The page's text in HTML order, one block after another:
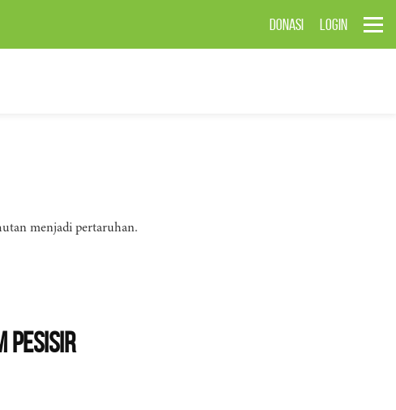
DONASI LOGIN
menjadi pertaruhan.
Pesisir